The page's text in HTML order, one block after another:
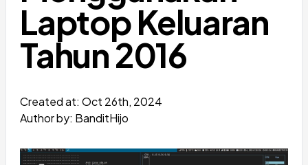
Laptop Keluaran
Tahun 2016
Created at: Oct 26th, 2024
Author by: BanditHijo